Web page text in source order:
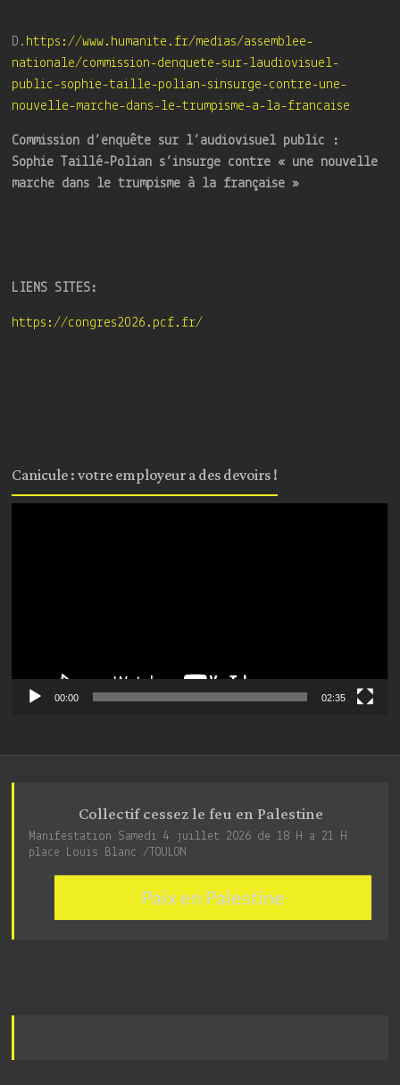
D. https://www.humanite.fr/medias/assemblee-
nationale/commission-denquete-sur-laudiovisuel-
public-sophie-taille-polian-sinsurge-contre-une-
nouvelle-marche-dans-le-trumpisme-a-la-francaise
Commission d’enquête sur l’audiovisuel public :
Sophie Taillé-Polian s’insurge contre « une nouvelle
marche dans le trumpisme à la française »
LIENS SITES:
https://congres2026.pcf.fr/
Canicule : votre employeur a des devoirs !
00:00 02:35
Collectif cessez le feu en Palestine
Manifestation Samedi 4 juillet 2026 de 18 H a 21 H
place Louis Blanc /TOULON
Paix en Palestine